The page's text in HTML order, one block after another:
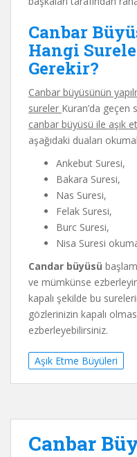
Canbar
Hangi
Gerekir?
Canbar büyüsünün
sureler Kuran’da geçen
canbar büyüsü ile aşık
aşağıdaki duaları
Ankebut Suresi,
Bakara Suresi,
Nas Suresi,
Felak Suresi,
Burc Suresi,
Nisa Suresi
Candar büyüsü
ve mümkünse
kapalı şekilde bu
gözlerinizin kapalı
ezberleyebilirsiniz.
Aşık Etme Büyüleri
Canbar